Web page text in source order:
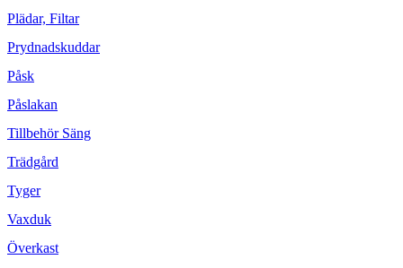
Plädar, Filtar
Prydnadskuddar
Påsk
Påslakan
Tillbehör Säng
Trädgård
Tyger
Vaxduk
Överkast